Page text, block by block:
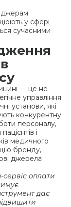
у сфері
сучасними
— це не
управління
установи, які
конкурентну
персоналу,
і
медичного
бренду,
джерела
оплати
дає